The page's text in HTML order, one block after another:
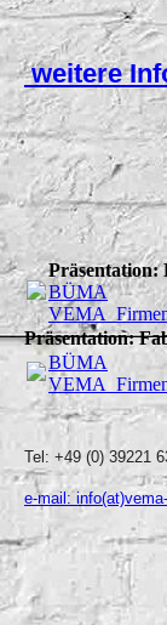
weitere
Präsentation:
BÜMA
Präsentation:
BÜMA
Tel: +49 (0) 39221
e-mail: